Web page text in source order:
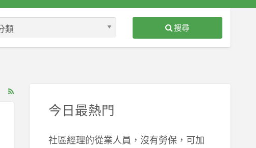
搜尋
RSS
今日最熱門
社區經理的從業人員，沒有勞保，可加